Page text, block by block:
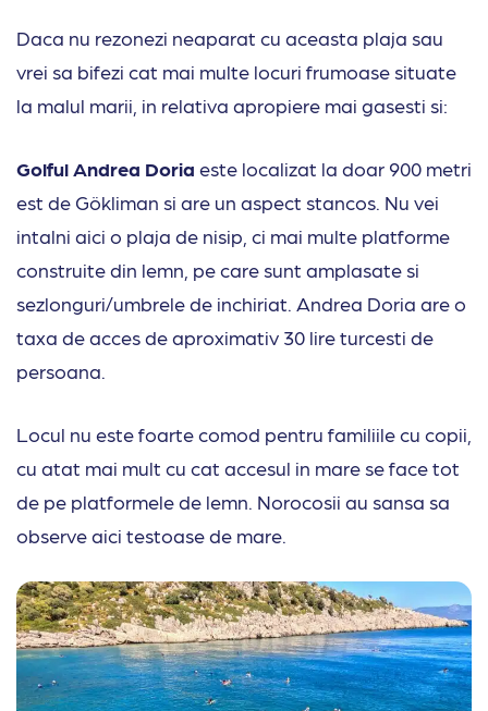
Daca nu rezonezi neaparat cu aceasta plaja sau
vrei sa bifezi cat mai multe locuri frumoase situate
la malul marii, in relativa apropiere mai gasesti si:
Golful Andrea Doria este localizat la doar 900 metri
est de Gökliman si are un aspect stancos. Nu vei
intalni aici o plaja de nisip, ci mai multe platforme
construite din lemn, pe care sunt amplasate si
sezlonguri/umbrele de inchiriat. Andrea Doria are o
taxa de acces de aproximativ 30 lire turcesti de
persoana.
Locul nu este foarte comod pentru familiile cu copii,
cu atat mai mult cu cat accesul in mare se face tot
de pe platformele de lemn. Norocosii au sansa sa
observe aici testoase de mare.